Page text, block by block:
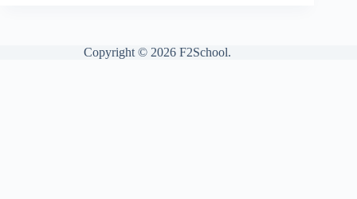
Copyright © 2026 F2School.